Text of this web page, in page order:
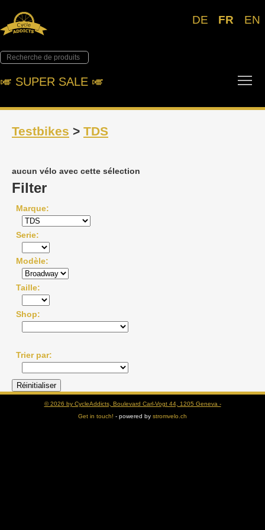
DE FR EN
🎺︎ SUPER SALE 🎺︎
Testbikes > TDS
aucun vélo avec cette sélection
Filter
Marque
Serie
Modèle
Taille
Shop
Trier par
© 2026 by CycleAddicts, Boulevard Carl-Vogt 44, 1205 Geneva -
Get in touch! - powered by stromvelo.ch